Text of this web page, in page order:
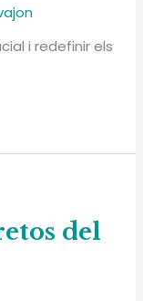
i redefinir els
del